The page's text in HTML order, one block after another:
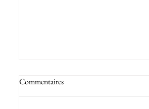
Commentaires